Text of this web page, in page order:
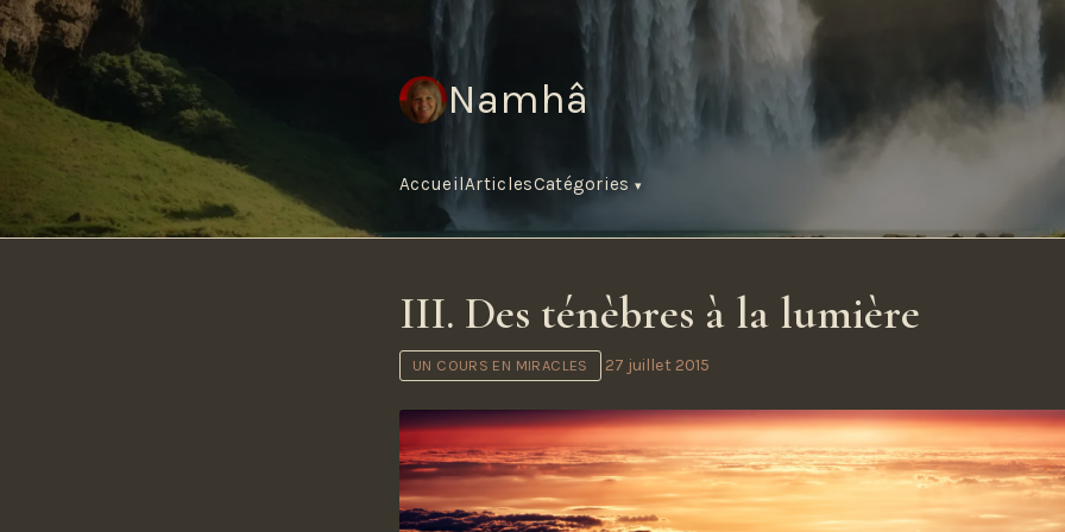
Namhâ
AccueilArticlesCatégories
III. Des ténèbres à la lumière
UN COURS EN MIRACLES 27 juillet 2015